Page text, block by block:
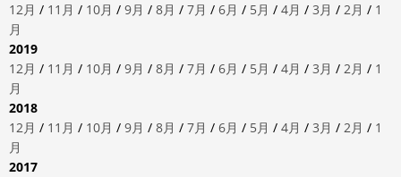
12月 / 11月 / 10月 / 9月 / 8月 / 7月 / 6月 / 5月 / 4月 / 3月 / 2月 / 1
月
2019
12月 / 11月 / 10月 / 9月 / 8月 / 7月 / 6月 / 5月 / 4月 / 3月 / 2月 / 1
月
2018
12月 / 11月 / 10月 / 9月 / 8月 / 7月 / 6月 / 5月 / 4月 / 3月 / 2月 / 1
月
2017